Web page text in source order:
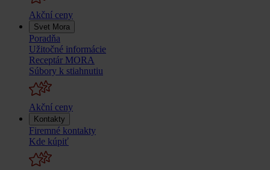
Akční ceny
Svet Mora
Poradňa
Užitočné informácie
Receptár MORA
Súbory k stiahnutiu
Akční ceny
Kontakty
Firemné kontakty
Kde kúpiť